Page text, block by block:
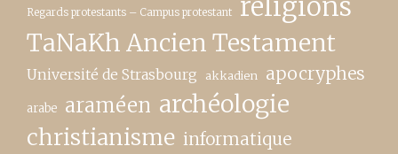
Regards protestants – Campus protestant
TaNaKh Ancien Testament
Université de Strasbourg akkadien apocryphes
arabe araméen archéologie
christianisme informatique